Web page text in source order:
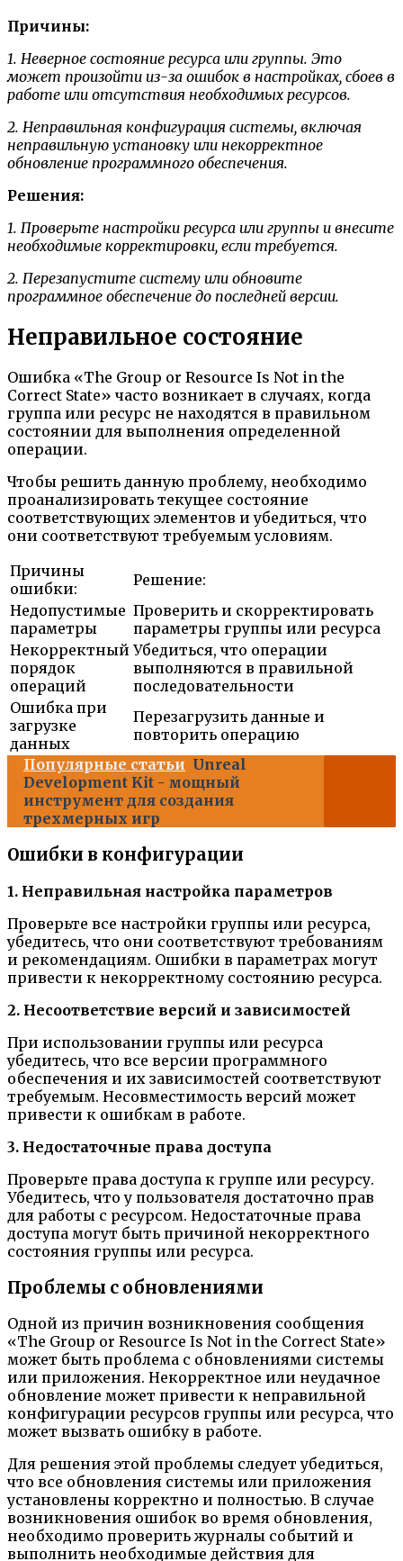
Причины:
1. Неверное состояние ресурса или группы. Это
может произойти из-за ошибок в настройках, сбоев в
работе или отсутствия необходимых ресурсов.
2. Неправильная конфигурация системы, включая
неправильную установку или некорректное
обновление программного обеспечения.
Решения:
1. Проверьте настройки ресурса или группы и внесите
необходимые корректировки, если требуется.
2. Перезапустите систему или обновите
программное обеспечение до последней версии.
Неправильное состояние
Ошибка «The Group or Resource Is Not in the
Correct State» часто возникает в случаях, когда
группа или ресурс не находятся в правильном
состоянии для выполнения определенной
операции.
Чтобы решить данную проблему, необходимо
проанализировать текущее состояние
соответствующих элементов и убедиться, что
они соответствуют требуемым условиям.
Причины
ошибки:
Решение:
Недопустимые
параметры
Проверить и скорректировать
параметры группы или ресурса
Некорректный
порядок
операций
Убедиться, что операции
выполняются в правильной
последовательности
Ошибка при
загрузке
данных
Перезагрузить данные и
повторить операцию
Популярные статьи Unreal
Development Kit - мощный
инструмент для создания
трехмерных игр
Ошибки в конфигурации
1. Неправильная настройка параметров
Проверьте все настройки группы или ресурса,
убедитесь, что они соответствуют требованиям
и рекомендациям. Ошибки в параметрах могут
привести к некорректному состоянию ресурса.
2. Несоответствие версий и зависимостей
При использовании группы или ресурса
убедитесь, что все версии программного
обеспечения и их зависимостей соответствуют
требуемым. Несовместимость версий может
привести к ошибкам в работе.
3. Недостаточные права доступа
Проверьте права доступа к группе или ресурсу.
Убедитесь, что у пользователя достаточно прав
для работы с ресурсом. Недостаточные права
доступа могут быть причиной некорректного
состояния группы или ресурса.
Проблемы с обновлениями
Одной из причин возникновения сообщения
«The Group or Resource Is Not in the Correct State»
может быть проблема с обновлениями системы
или приложения. Некорректное или неудачное
обновление может привести к неправильной
конфигурации ресурсов группы или ресурса, что
может вызвать ошибку в работе.
Для решения этой проблемы следует убедиться,
что все обновления системы или приложения
установлены корректно и полностью. В случае
возникновения ошибок во время обновления,
необходимо проверить журналы событий и
выполнить необходимые действия для